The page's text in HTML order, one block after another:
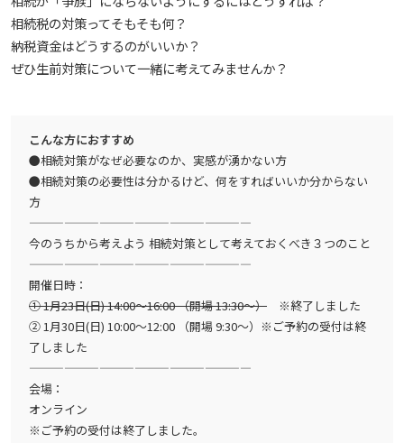
相続税の対策ってそもそも何？
納税資金はどうするのがいいか？
ぜひ生前対策について一緒に考えてみませんか？
こんな方におすすめ
●相続対策がなぜ必要なのか、実感が湧かない方
●相続対策の必要性は分かるけど、何をすればいいか分からない
方
———————————————————
今のうちから考えよう 相続対策として考えておくべき３つのこと
———————————————————
開催日時：
① 1月23日(日) 14:00～16:00 （開場 13:30～） ※終了しました
② 1月30日(日) 10:00～12:00 （開場 9:30～）※ご予約の受付は終
了しました
———————————————————
会場：
オンライン
※ご予約の受付は終了しました。